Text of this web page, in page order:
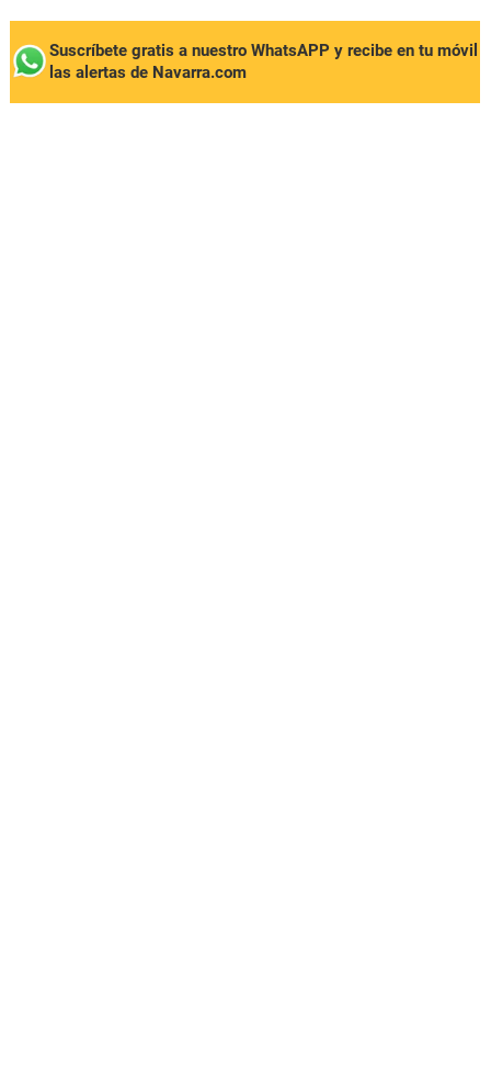
Suscríbete gratis a nuestro WhatsAPP y recibe en tu móvil
las alertas de Navarra.com